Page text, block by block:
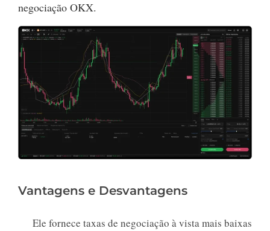
negociação OKX.
Vantagens e Desvantagens
Ele fornece taxas de negociação à vista mais baixas